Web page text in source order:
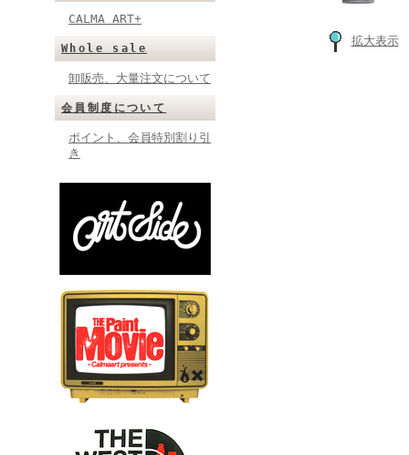
CALMA ART+
Whole sale
卸販売、大量注文について
会員制度について
ポイント、会員特別割り引
き
拡大表示